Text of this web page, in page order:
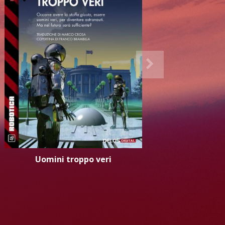
Uomini troppo veri